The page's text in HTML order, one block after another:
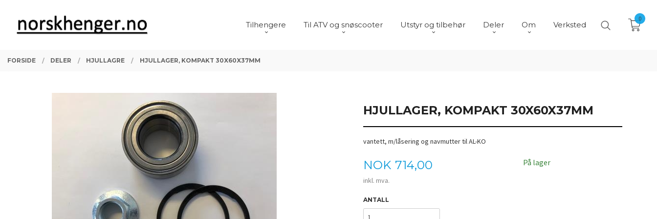
innholdet
PRODUKTER
Tilhengere Til ATV og snøscooter Utstyr og tilbehør Deler Om Verksted
0
FORSIDE DELER HJULLAGRE HJULLAGER, KOMPAKT 30X60X37MM
HJULLAGER, KOMPAKT 30X60X37MM
vantett, m/låsering og navmutter til AL-KO
Pris
NOK 714,00
inkl. mva.
På lager
ANTALL